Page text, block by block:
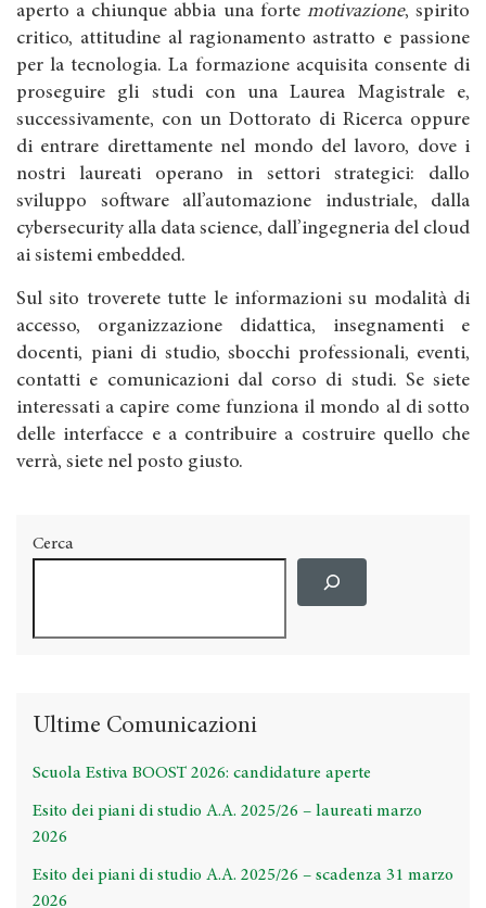
aperto a chiunque abbia una forte motivazione, spirito
critico, attitudine al ragionamento astratto e passione
per la tecnologia. La formazione acquisita consente di
proseguire gli studi con una Laurea Magistrale e,
successivamente, con un Dottorato di Ricerca oppure
di entrare direttamente nel mondo del lavoro, dove i
nostri laureati operano in settori strategici: dallo
sviluppo software all’automazione industriale, dalla
cybersecurity alla data science, dall’ingegneria del cloud
ai sistemi embedded.
Sul sito troverete tutte le informazioni su modalità di
accesso, organizzazione didattica, insegnamenti e
docenti, piani di studio, sbocchi professionali, eventi,
contatti e comunicazioni dal corso di studi. Se siete
interessati a capire come funziona il mondo al di sotto
delle interfacce e a contribuire a costruire quello che
verrà, siete nel posto giusto.
Cerca
Ultime Comunicazioni
Scuola Estiva BOOST 2026: candidature aperte
Esito dei piani di studio A.A. 2025/26 – laureati marzo
2026
Esito dei piani di studio A.A. 2025/26 – scadenza 31 marzo
2026